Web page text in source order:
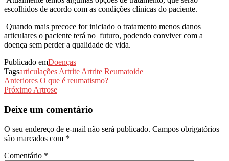
escolhidos de acordo com as condições clínicas do paciente.
Quando mais precoce for iniciado o tratamento menos danos
articulares o paciente terá no futuro, podendo conviver com a
doença sem perder a qualidade de vida.
Publicado emDoenças
Tagsarticulações Artrite Artrite Reumatoide
Navegação
de
Post
Post
anterior
Anteriores O que é reumatismo?
Próximo
Próximo Artrose
Deixe um comentário
O seu endereço de e-mail não será publicado. Campos obrigatórios
são marcados com *
Comentário *